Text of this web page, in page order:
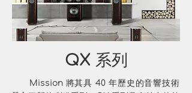
QX 系列
Mission 將其具 40 年歷史的音響技術